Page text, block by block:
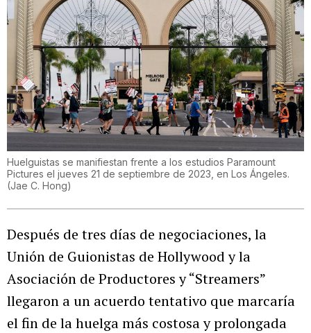
Huelguistas se manifiestan frente a los estudios Paramount
Pictures el jueves 21 de septiembre de 2023, en Los Ángeles.
(Jae C. Hong)
Después de tres días de negociaciones, la
Unión de Guionistas de Hollywood y la
Asociación de Productores y “Streamers”
llegaron a un acuerdo tentativo que marcaría
el fin de la huelga más costosa y prolongada